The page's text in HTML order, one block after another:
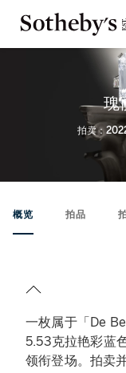
瑰
拍卖：
概览 拍品
一枚属于「De
5.53克拉艳彩蓝
领衔登场。拍卖